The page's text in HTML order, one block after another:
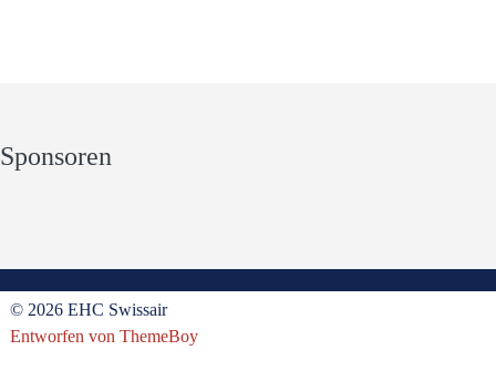
Sponsoren
© 2026 EHC Swissair
Entworfen von ThemeBoy